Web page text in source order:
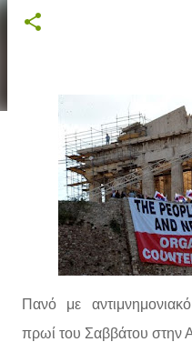
Πανό με
πρωί του Σαββάτου